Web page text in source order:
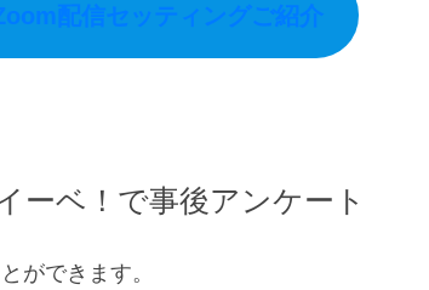
配信セッティングご紹介
ーベ！で事後アンケート
ができます。